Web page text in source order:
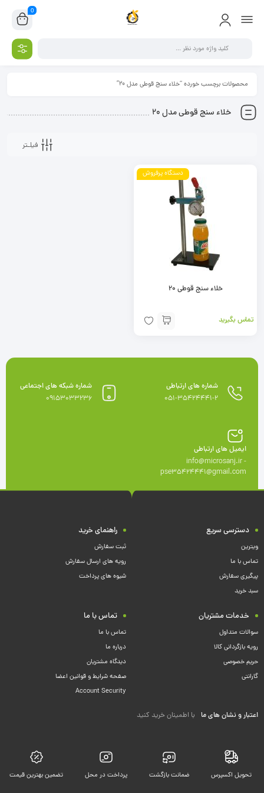
0
محصولات برچسب خورده “خلاء سنج قوطی مدل 20”
خلاء سنج قوطی مدل 20
فیلـتر
دستگاه پرفروش
خلاء سنج قوطی 20
تماس بگیرید
شماره های ارتباطی
051-35424441-2
شماره شبکه های اجتماعی
09153033236
ایمیل های ارتباطی
info@microsanj.ir -
pse35424441@gmail.com
دسترسی سریع
ویترین
تماس با ما
پیگیری سفارش
سبد خرید
راهنمای خرید
ثبت سفارش
رویه های ارسال سفارش
شیوه های پرداخت
خدمات مشتریان
سوالات متداول
رویه بازگردانی کالا
حریم خصوصی
گارانتی
تماس با ما
تماس با ما
درباره ما
دیدگاه مشتریان
صفحه شرایط و قوانین اعضا
Account Security
اعتبار و نشان های ما با اطمینان خرید کنید
تحویل اکسپرس ضمانت بازگشت پرداخت در محل تضمین بهترین قیمت